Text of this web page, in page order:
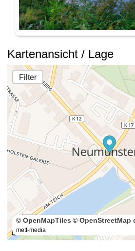
Kartenansicht / Lage
Filter
50 m
© OpenMapTiles © OpenStreetMap
mett-media